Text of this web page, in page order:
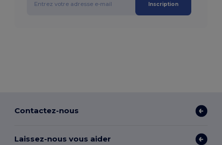
Inscription
Contactez-nous
Laissez-nous vous aider